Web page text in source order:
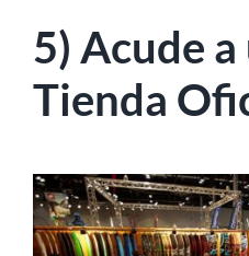
5) Acude a
Tienda